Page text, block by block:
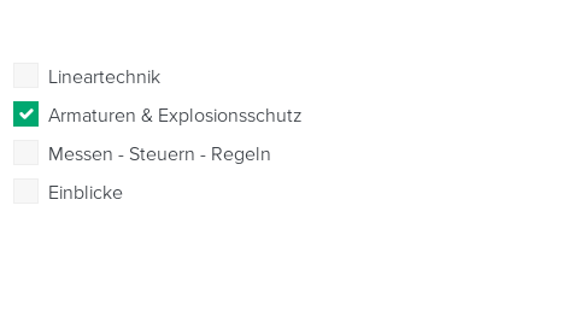
Lineartechnik
Armaturen & Explosionsschutz
Messen - Steuern - Regeln
Einblicke